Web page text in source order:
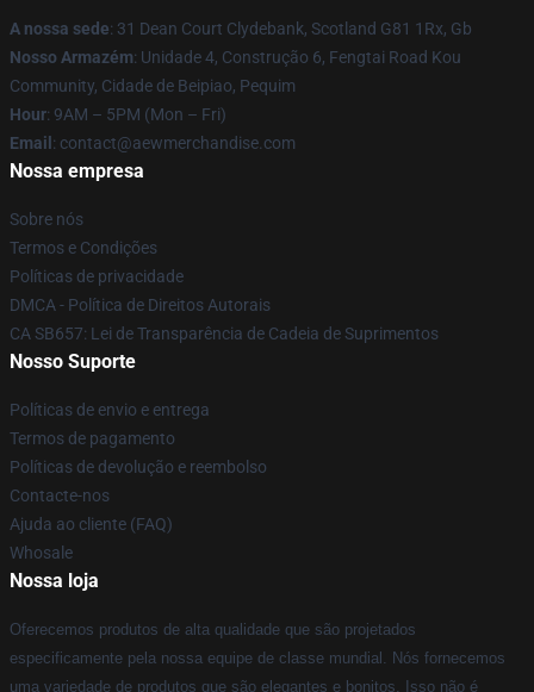
A nossa sede: 31 Dean Court Clydebank, Scotland G81 1Rx, Gb
Nosso Armazém: Unidade 4, Construção 6, Fengtai Road Kou
Community, Cidade de Beipiao, Pequim
Hour: 9AM – 5PM (Mon – Fri)
Email : contact@aewmerchandise.com
Nossa empresa
Sobre nós
Termos e Condições
Políticas de privacidade
DMCA - Política de Direitos Autorais
CA SB657: Lei de Transparência de Cadeia de Suprimentos
Nosso Suporte
Políticas de envio e entrega
Termos de pagamento
Políticas de devolução e reembolso
Contacte-nos
Ajuda ao cliente (FAQ)
Whosale
Nossa loja
Oferecemos produtos de alta qualidade que são projetados
especificamente pela nossa equipe de classe mundial. Nós fornecemos
uma variedade de produtos que são elegantes e bonitos. Isso não é